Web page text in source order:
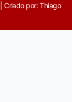
por: Thiago